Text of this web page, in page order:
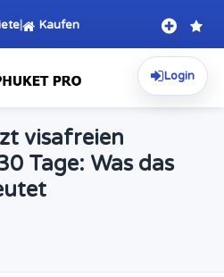
| Kaufen
Login
visafreien
Tage: Was das